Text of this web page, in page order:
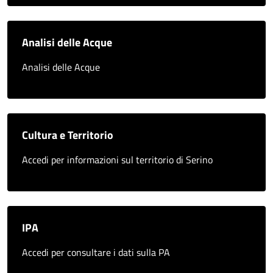
Analisi delle Acque
Analisi delle Acque
Cultura e Territorio
Accedi per informazioni sul territorio di Serino
IPA
Accedi per consultare i dati sulla PA